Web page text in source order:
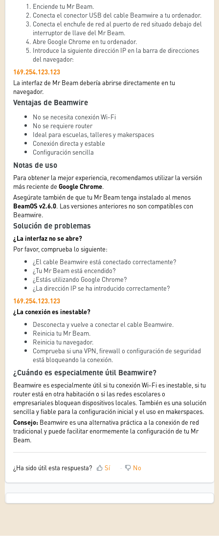
Enciende tu Mr Beam.
Conecta el conector USB del cable Beamwire a tu ordenador.
Conecta el enchufe de red al puerto de red situado debajo del
interruptor de llave del Mr Beam.
Abre Google Chrome en tu ordenador.
Introduce la siguiente dirección IP en la barra de direcciones
del navegador:
169.254.123.123
La interfaz de Mr Beam debería abrirse directamente en tu
navegador.
Ventajas de Beamwire
No se necesita conexión Wi-Fi
No se requiere router
Ideal para escuelas, talleres y makerspaces
Conexión directa y estable
Configuración sencilla
Notas de uso
Para obtener la mejor experiencia, recomendamos utilizar la versión
más reciente de Google Chrome.
Asegúrate también de que tu Mr Beam tenga instalado al menos
BeamOS v2.6.0. Las versiones anteriores no son compatibles con
Beamwire.
Solución de problemas
¿La interfaz no se abre?
Por favor, comprueba lo siguiente:
¿El cable Beamwire está conectado correctamente?
¿Tu Mr Beam está encendido?
¿Estás utilizando Google Chrome?
¿La dirección IP se ha introducido correctamente?
169.254.123.123
¿La conexión es inestable?
Desconecta y vuelve a conectar el cable Beamwire.
Reinicia tu Mr Beam.
Reinicia tu navegador.
Comprueba si una VPN, firewall o configuración de seguridad
está bloqueando la conexión.
¿Cuándo es especialmente útil Beamwire?
Beamwire es especialmente útil si tu conexión Wi-Fi es inestable, si tu
router está en otra habitación o si las redes escolares o
empresariales bloquean dispositivos locales. También es una solución
sencilla y fiable para la configuración inicial y el uso en makerspaces.
Consejo: Beamwire es una alternativa práctica a la conexión de red
tradicional y puede facilitar enormemente la configuración de tu Mr
Beam.
¿Ha sido útil esta respuesta? Sí No